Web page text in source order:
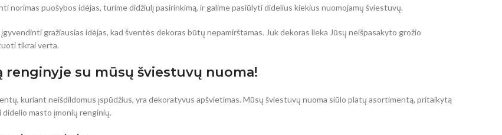
puošybos idėjas, turime didžiulį pasirinkimą, ir galime pasiūlyti didelius kiekius nuomojamų šviestuvų.
gražiausias idėjas, kad šventės dekoras būtų nepamirštamas. Juk dekoras lieka Jūsų neišpasakyto grožio
tikrai verta.
su mūsų šviestuvų nuoma!
kuriant neišdildomus įspūdžius, yra dekoratyvus apšvietimas. Mūsų šviestuvų nuoma siūlo platų asortimentą, pritaikytą
masto įmonių renginių.